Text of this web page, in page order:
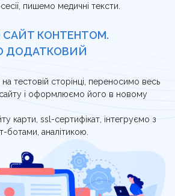
пишемо медичні тексти.
КОНТЕНТОМ.
ДОДАТКОВИЙ
тестовій сторінці, переносимо весь
сайту і оформлюємо його в новому
карти, ssl-сертифікат, інтегруємо з
ботами, аналітикою.